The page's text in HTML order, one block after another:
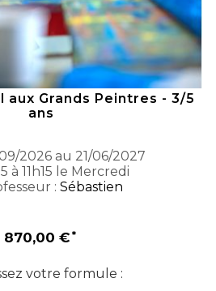
aux Grands Peintres - 3/5
ans
2026 au 21/06/2027
à 11h15 le Mercredi
:Sébastien
870,00 €
votre formule :